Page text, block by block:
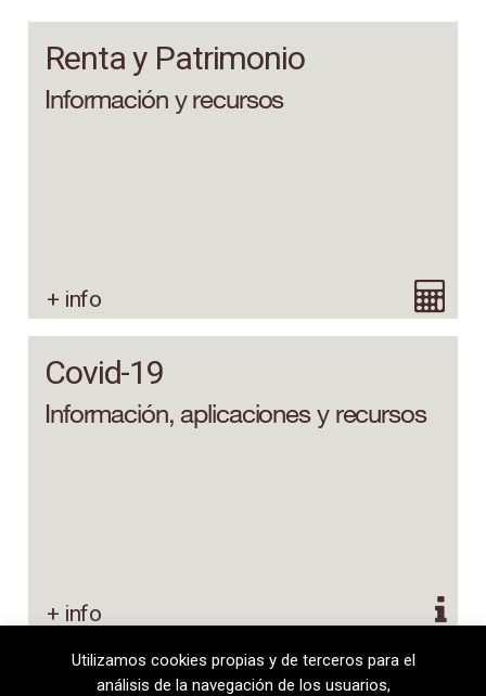
Renta y Patrimonio
Información y recursos
+ info
Covid-19
Información, aplicaciones y recursos
+ info
Utilizamos cookies propias y de terceros para el
análisis de la navegación de los usuarios,